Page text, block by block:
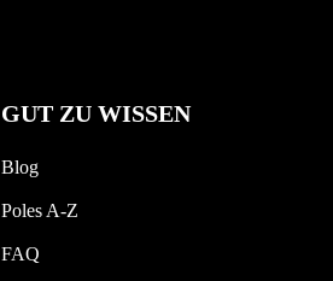
GUT ZU WISSEN
Blog
Poles A-Z
FAQ